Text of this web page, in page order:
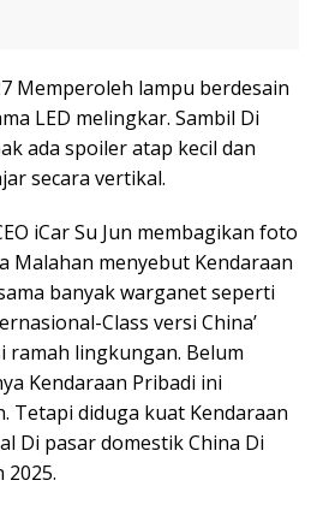
Memperoleh lampu berdesain
LED melingkar. Sambil Di
ada spoiler atap kecil dan
secara vertikal.
iCar Su Jun membagikan foto
Malahan menyebut Kendaraan
banyak warganet seperti
Class versi China’
ramah lingkungan. Belum
Kendaraan Pribadi ini
Tetapi diduga kuat Kendaraan
Di pasar domestik China Di